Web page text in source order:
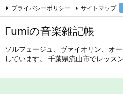
Fumiの音楽雑記帳
ソルフェージュ、ヴァイオリン、オ
しています。 千葉県流山市でレッスン
プライバシーポリシー サイトマップ